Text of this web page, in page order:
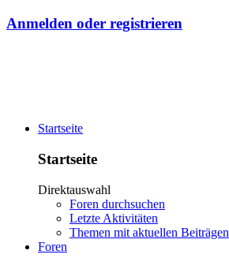
Anmelden oder registrieren
Startseite
Startseite
Direktauswahl
Foren durchsuchen
Letzte Aktivitäten
Themen mit aktuellen Beiträgen
Foren